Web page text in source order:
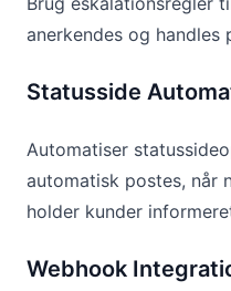
anerkendes og handles
Statusside
Automatiser
automatisk postes, når
holder kunder
Webhook